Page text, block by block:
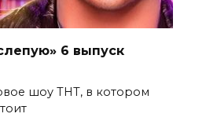
6 выпуск
шоу ТНТ, в котором